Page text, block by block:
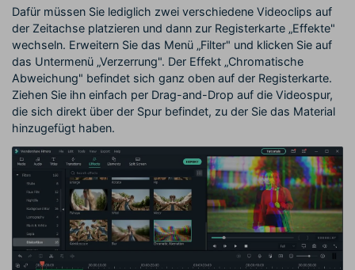
Dafür müssen Sie lediglich zwei verschiedene Videoclips auf
der Zeitachse platzieren und dann zur Registerkarte „Effekte"
wechseln. Erweitern Sie das Menü „Filter" und klicken Sie auf
das Untermenü „Verzerrung". Der Effekt „Chromatische
Abweichung" befindet sich ganz oben auf der Registerkarte.
Ziehen Sie ihn einfach per Drag-and-Drop auf die Videospur,
die sich direkt über der Spur befindet, zu der Sie das Material
hinzugefügt haben.